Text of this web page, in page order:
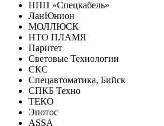
НПП «Спецкабель»
ЛанЮнион
МОЛЛЮСК
НТО ПЛАМЯ
Паритет
Световые Технологии
СКС
Спецавтоматика, Бийск
СПКБ Техно
ТЕКО
Эпотос
ASSA